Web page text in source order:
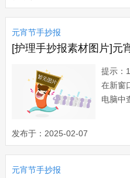
便。
迎您向
元宵节手抄报
[护理手抄报素材图片]元
提示：
在新窗
电脑中
仅为
便。
迎您向
发布于：2025-02-07
元宵节手抄报